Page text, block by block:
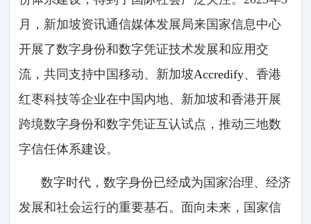
月，新加坡资讯通信媒体发展局来国家信息中心
开展了数字身份和数字凭证技术发展和应用交
流，共同支持中国移动、新加坡Accredify、香港
红枣科技等企业在中国内地、新加坡和香港开展
跨境数字身份和数字凭证互认试点，推动三地数
字信任体系建设。
数字时代，数字身份已经成为国家治理、经济
发展和社会运行的重要基石。面向未来，国家信